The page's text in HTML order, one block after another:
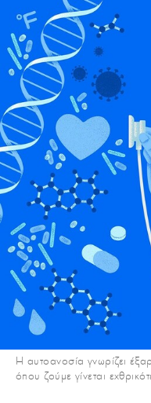
Η αυτοανοσία γνωρίζει
όπου ζούμε γίνεται